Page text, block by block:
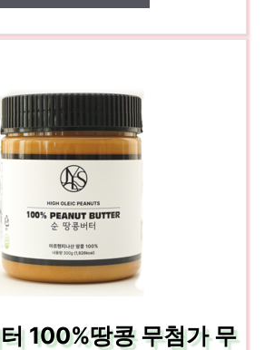
100%땅콩 무첨가 무